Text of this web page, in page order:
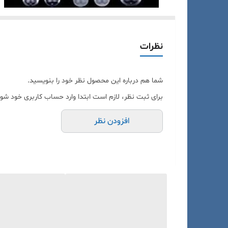
نظرات
شما هم درباره این محصول نظر خود را بنویسید.
برای ثبت نظر، لازم است ابتدا وارد حساب کاربری خود
افزودن نظر